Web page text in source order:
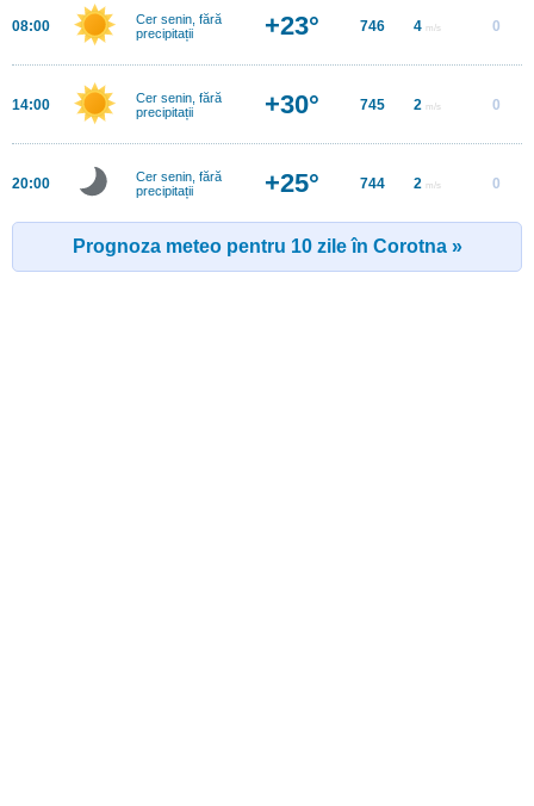
08:00
Cer senin, fără
precipitații
+23° 746 4 m/s 0
14:00
Cer senin, fără
precipitații
+30° 745 2 m/s 0
20:00
Cer senin, fără
precipitații
+25° 744 2 m/s 0
Prognoza meteo pentru 10 zile în Corotna »